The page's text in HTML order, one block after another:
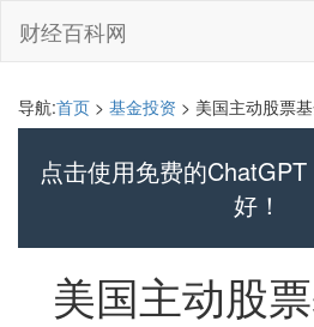
财经百科网
导航:首页 > 基金投资 > 美国主动股票
点击使用免费的
好！
美国主动股